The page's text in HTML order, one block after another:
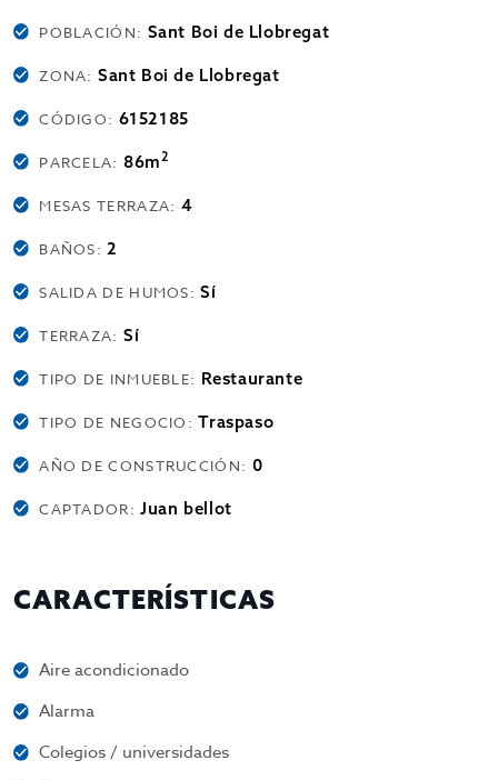
POBLACIÓN: Sant Boi de Llobregat
ZONA:Sant Boi de Llobregat
CÓDIGO: 6152185
PARCELA: 86m2
MESAS TERRAZA: 4
BAÑOS:2
SALIDA DE HUMOS:Sí
TERRAZA: Sí
TIPO DE INMUEBLE: Restaurante
TIPO DE NEGOCIO:Traspaso
AÑO DE CONSTRUCCIÓN: 0
CAPTADOR:Juan bellot
CARACTERÍSTICAS
Aire acondicionado
Alarma
Colegios / universidades